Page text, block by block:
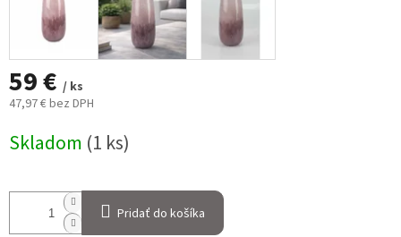
59 € / ks
47,97 € bez DPH
cena:
Skladom (1 ks)
Pridať do košíka